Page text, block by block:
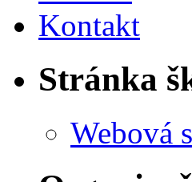
Kontakt
Stránka
Webová